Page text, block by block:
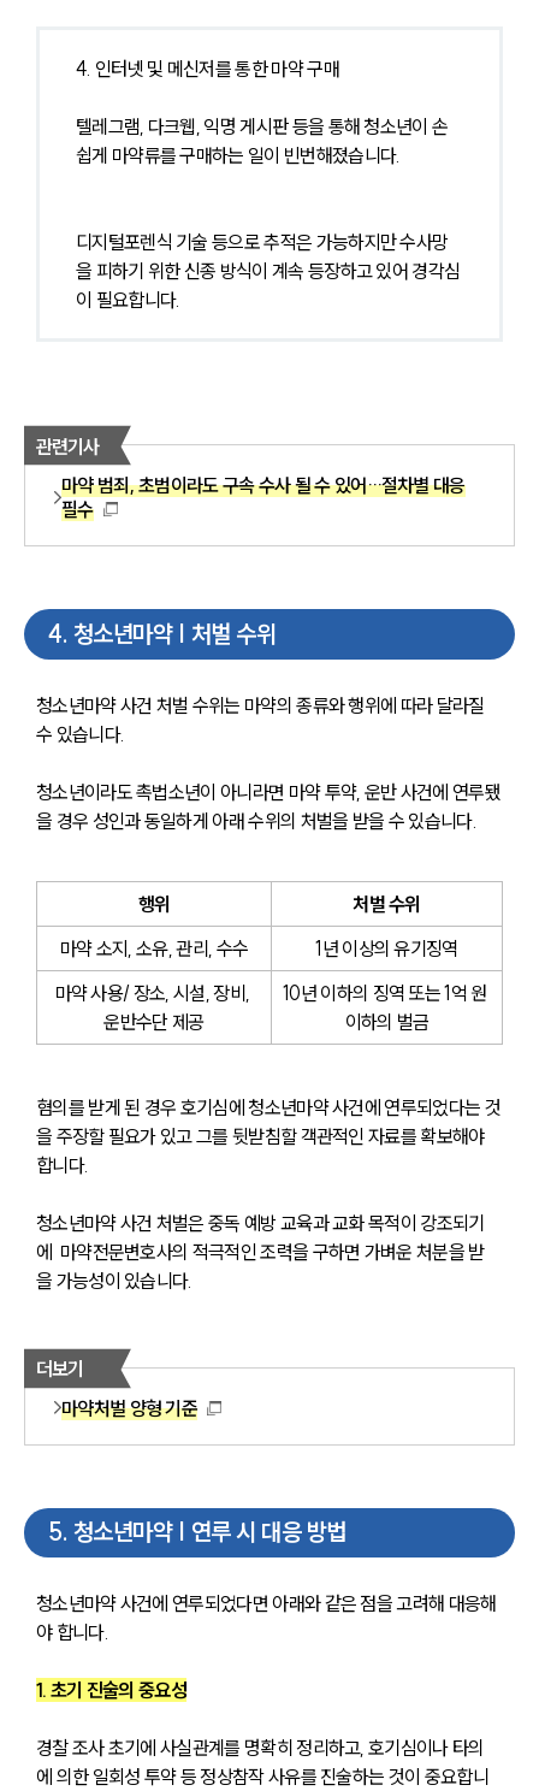
4. 인터넷 및 메신저를 통한 마약 구매
텔레그램, 다크웹, 익명 게시판 등을 통해 청소년이 손
쉽게 마약류를 구매하는 일이 빈번해졌습니다.
디지털포렌식 기술 등으로 추적은 가능하지만 수사망
을 피하기 위한 신종 방식이 계속 등장하고 있어 경각심
이 필요합니다.
관련기사
마약 범죄, 초범이라도 구속 수사 될 수 있어…절차별 대응
필수
4. 청소년마약 | 처벌 수위
청소년마약 사건 처벌 수위는 마약의 종류와 행위에 따라 달라질
수 있습니다.
청소년이라도 촉법소년이 아니라면 마약 투약, 운반 사건에 연루됐
을 경우 성인과 동일하게 아래 수위의 처벌을 받을 수 있습니다.
행위
처벌 수위
마약 소지, 소유, 관리, 수수
1년 이상의 유기징역
마약 사용/ 장소, 시설, 장비,
운반수단 제공
10년 이하의 징역 또는 1억 원
이하의 벌금
혐의를 받게 된 경우 호기심에 청소년마약 사건에 연루되었다는 것
을 주장할 필요가 있고 그를 뒷받침할 객관적인 자료를 확보해야
합니다.
청소년마약 사건 처벌은 중독 예방 교육과 교화 목적이 강조되기
에  마약전문변호사의 적극적인 조력을 구하면 가벼운 처분을 받
을 가능성이 있습니다.
더보기
마약처벌 양형 기준
5. 청소년마약 | 연루 시 대응 방법
청소년마약 사건에 연루되었다면 아래와 같은 점을 고려해 대응해
야 합니다.
1. 초기 진술의 중요성
경찰 조사 초기에 사실관계를 명확히 정리하고, 호기심이나 타의
에 의한 일회성 투약 등 정상참작 사유를 진술하는 것이 중요합니